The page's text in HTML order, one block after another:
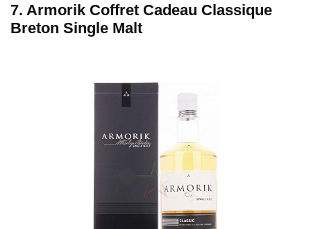
7. Armorik Coffret Cadeau Classique
Breton Single Malt